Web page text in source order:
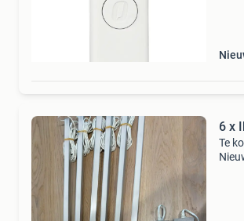
6 x
Te